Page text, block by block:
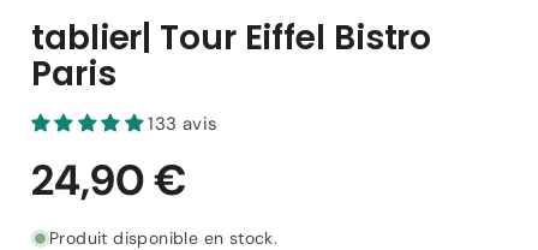
tablier| Tour Eiffel Bistro
Paris
133 avis
Produit disponible en stock.